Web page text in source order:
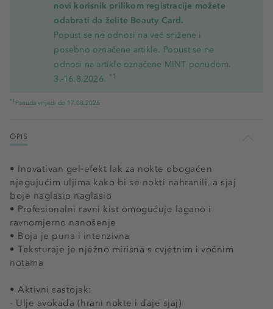
26 - Black
27 - Ocean Blue
28 - Eggplant Purple
33 - Glimmering Gold
34 - Party Red
36 - Tropical Coral
37 - Fuchsia
novi korisnik prilikom registracije možete
odabrati da želite Beauty Card.
Popust se ne odnosi na već snižene i
posebno označene artikle. Popust se ne
odnosi na artikle označene MINT ponudom.
3.-16.8.2026. *1
*1 Ponuda vrijedi do 17.08.2026
OPIS
• Inovativan gel-efekt lak za nokte obogaćen
njegujućim uljima kako bi se nokti nahranili, a sjaj
boje naglasio naglasio
• Profesionalni ravni kist omogućuje lagano i
ravnomjerno nanošenje
• Boja je puna i intenzivna
• Teksturaje je nježno mirisna s cvjetnim i voćnim
notama
• Aktivni sastojak:
- Ulje avokada (hrani nokte i daje sjaj)